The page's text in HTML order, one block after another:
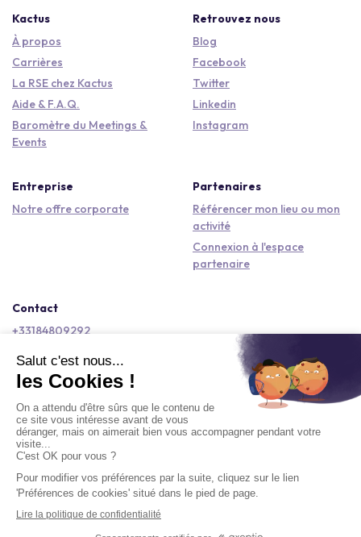
Demander un devis
Kactus
À propos
Carrières
La RSE chez Kactus
Aide & F.A.Q.
Baromètre du Meetings &
Events
Retrouvez nous
Blog
Facebook
Twitter
Linkedin
Instagram
Entreprise
Notre offre corporate
Partenaires
Référencer mon lieu ou mon
activité
Connexion à l'espace
partenaire
Contact
+33184809292
Copyright © 2026 Kactus Tous droits réservés
Conditions générales d'utilisation
Mentions légales
Signaler un contenu